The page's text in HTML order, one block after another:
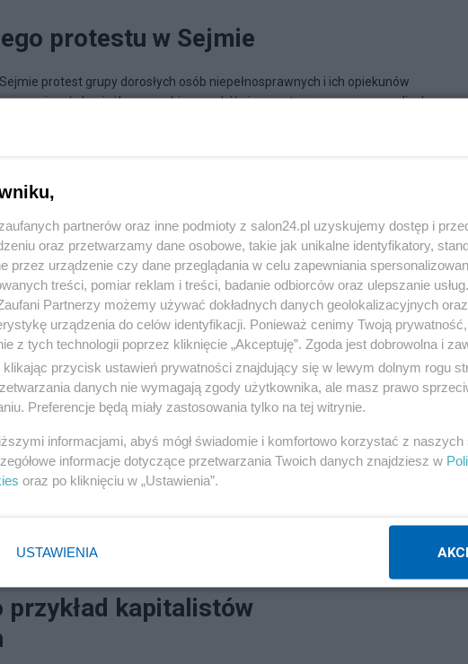
protestu w Sejmie
protest grupy dorosłych osób niepełnosprawnych i ich opiekunów
spojrzeć chociażby na zrobiony wokół niego potworny szum w mediach -
kapitalistów
partnerów oraz inne podmioty z salon24.pl uzyskujemy dostęp i
oraz przetwarzamy dane osobowe, takie jak unikalne identyfikatory,
przez urządzenie czy dane przeglądania w celu zapewniania
treści, pomiar reklam i treści, badanie odbiorców oraz ulepszanie
Partnerzy możemy używać dokładnych danych geolokalizacyjnych
urządzenia do celów identyfikacji. Ponieważ cenimy Twoją
z tych technologii poprzez kliknięcie „Akceptuję”. Zgoda jest dobrowolna i
przycisk ustawień prywatności znajdujący się w lewym dolnym rogu
danych nie wymagają zgody użytkownika, ale masz prawo
Preferencje będą miały zastosowania tylko na tej witrynie.
informacjami, abyś mógł świadomie i komfortowo korzystać z naszych
informacje dotyczące przetwarzania Twoich danych znajdziesz w
oraz po kliknięciu w „Ustawienia”.
USTAWIENIA